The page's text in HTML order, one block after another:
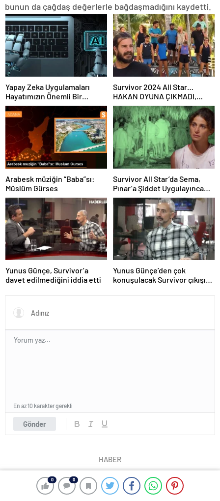
0 0
bunun da çağdaş değerlerle bağdaşmadığını kaydetti.
Yapay Zeka Uygulamaları
Hayatımızın Önemli Bir
Parçası Haline Geliyor
Survivor 2024 All Star…
HAKAN OYUNA ÇIKMADI,
İKİNCİ ELEME ADAYI KİM
OLDU?
Arabesk müziğin “Baba”sı:
Müslüm Gürses
Survivor All Star’da Sema,
Pınar’a Şiddet Uygulayınca
Diskalifiye Edildi
Yunus Günçe, Survivor’a
davet edilmediğini iddia etti
Yunus Günçe’den çok
konuşulacak Survivor çıkışı:
videolarımdan dolayı beni
Gönder
En az 10 karakter gerekli
HABER